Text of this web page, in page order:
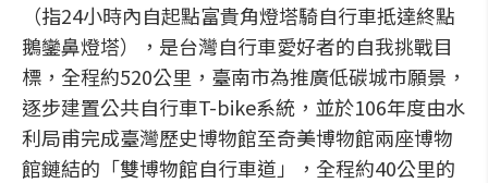
（指24小時內自起點富貴角燈塔騎自行車抵達終點
鵝鑾鼻燈塔），是台灣自行車愛好者的自我挑戰目
標，全程約520公里，臺南市為推廣低碳城市願景，
逐步建置公共自行車T-bike系統，並於106年度由水
利局甫完成臺灣歷史博物館至奇美博物館兩座博物
館鏈結的「雙博物館自行車道」，全程約40公里的